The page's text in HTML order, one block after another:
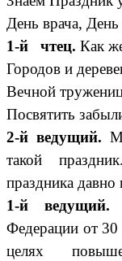
День врача,
1-й чтец. Как
Городов и
Вечной
Посвятить
2-й ведущий.
такой
праздника давно
1-й
Федерации от
целях